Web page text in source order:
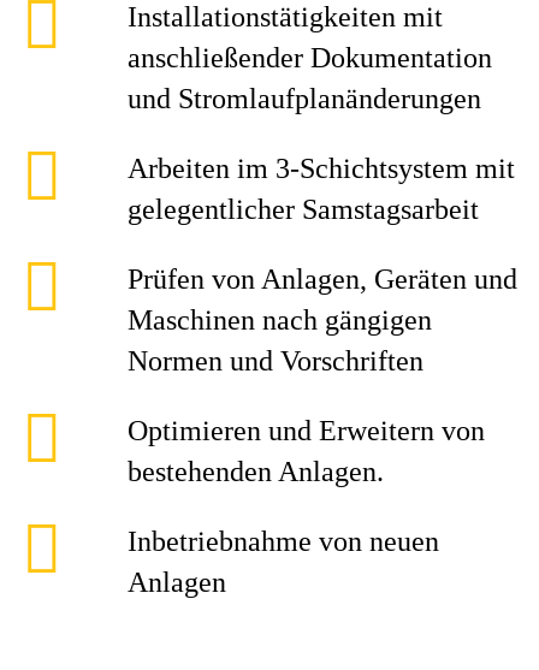
Installationstätigkeiten mit
anschließender Dokumentation
und Stromlaufplanänderungen
Arbeiten im 3-Schichtsystem mit
gelegentlicher Samstagsarbeit
Prüfen von Anlagen, Geräten und
Maschinen nach gängigen
Normen und Vorschriften
Optimieren und Erweitern von
bestehenden Anlagen.
Inbetriebnahme von neuen
Anlagen